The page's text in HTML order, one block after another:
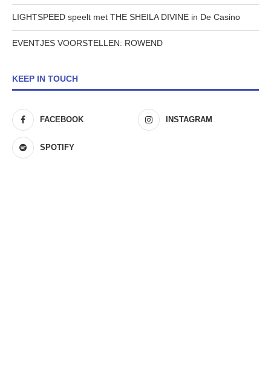
LIGHTSPEED speelt met THE SHEILA DIVINE in De Casino
EVENTJES VOORSTELLEN: ROWEND
KEEP IN TOUCH
FACEBOOK INSTAGRAM
SPOTIFY